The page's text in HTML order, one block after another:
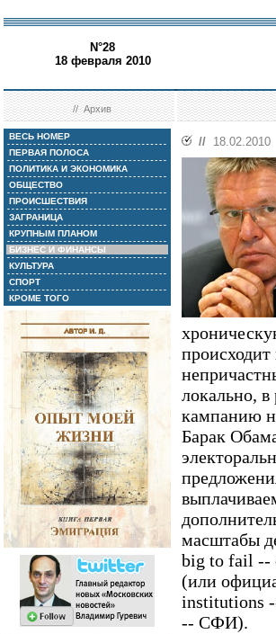
N°28
18 февраля 2010
//Архив
ВЕСЬ НОМЕР
ПЕРВАЯ ПОЛОСА
ПОЛИТИКА И ЭКОНОМИКА
ОБЩЕСТВО
ПРОИСШЕСТВИЯ
ЗАГРАНИЦА
КРУПНЫМ ПЛАНОМ
БИЗНЕС И ФИНАНСЫ
КУЛЬТУРА
СПОРТ
КРОМЕ ТОГО
// 18.02.2010
локально,
кампанию
Барак
масштабы
big to fail --
(или
institutions
-- СФИ).